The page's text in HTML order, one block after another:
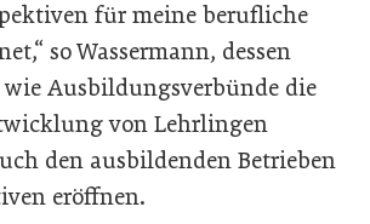
für meine berufliche
so Wassermann, dessen
wie Ausbildungsverbünde die
von Lehrlingen
den ausbildenden Betrieben
eröffnen.